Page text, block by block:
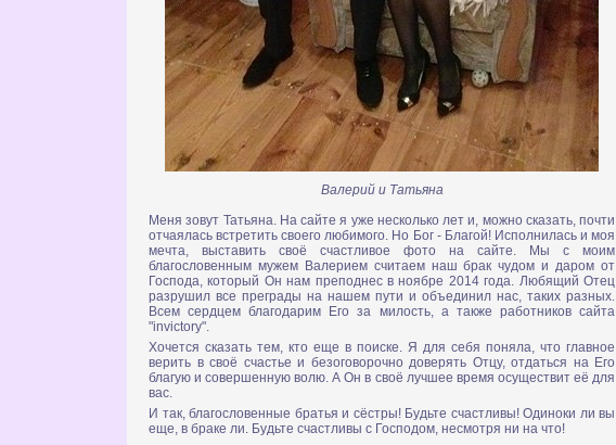
Валерий и Татьяна
Меня зовут Татьяна. На сайте я уже несколько лет и, можно сказать, почти
отчаялась встретить своего любимого. Но Бог - Благой! Исполнилась и моя
мечта, выставить своё счастливое фото на сайте. Мы с моим
благословенным мужем Валерием считаем наш брак чудом и даром от
Господа, который Он нам преподнес в ноябре 2014 года. Любящий Отец
разрушил все преграды на нашем пути и объединил нас, таких разных.
Всем сердцем благодарим Его за милость, а также работников сайта
"invictory".
Хочется сказать тем, кто еще в поиске. Я для себя поняла, что главное
верить в своё счастье и безоговорочно доверять Отцу, отдаться на Его
благую и совершенную волю. А Он в своё лучшее время осуществит её для
вас.
И так, благословенные братья и сёстры! Будьте счастливы! Одиноки ли вы
еще, в браке ли. Будьте счастливы с Господом, несмотря ни на что!